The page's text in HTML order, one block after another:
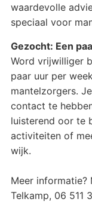
waardevolle
speciaal voor
Gezocht: Een
Word vrijwilliger
paar uur per
mantelzorgers.
contact te
luisterend oor te
activiteiten of
wijk.
Meer
Telkamp, 06 511